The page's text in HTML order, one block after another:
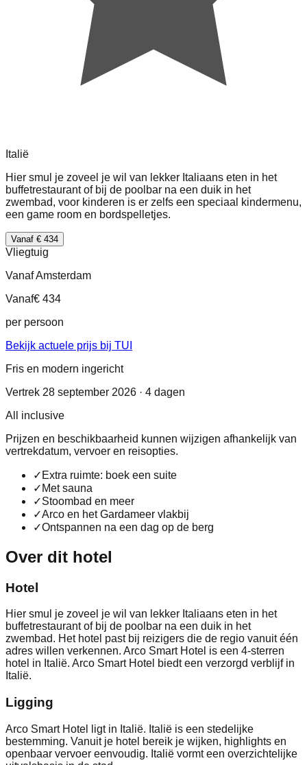
Italië
Hier smul je zoveel je wil van lekker Italiaans eten in het
buffetrestaurant of bij de poolbar na een duik in het
zwembad, voor kinderen is er zelfs een speciaal kindermenu,
een game room en bordspelletjes.
Vanaf € 434
Vliegtuig
Vanaf Amsterdam
Vanaf€ 434
per persoon
Bekijk actuele prijs bij TUI
Fris en modern ingericht
Vertrek 28 september 2026 · 4 dagen
All inclusive
Prijzen en beschikbaarheid kunnen wijzigen afhankelijk van
vertrekdatum, vervoer en reisopties.
✓ Extra ruimte: boek een suite
✓ Met sauna
✓Stoombad en meer
✓Arco en het Gardameer vlakbij
✓Ontspannen na een dag op de berg
Over dit hotel
Hotel
Hier smul je zoveel je wil van lekker Italiaans eten in het
buffetrestaurant of bij de poolbar na een duik in het
zwembad. Het hotel past bij reizigers die de regio vanuit één
adres willen verkennen. Arco Smart Hotel is een 4-sterren
hotel in Italië. Arco Smart Hotel biedt een verzorgd verblijf in
Italië.
Ligging
Arco Smart Hotel ligt in Italië. Italië is een stedelijke
bestemming. Vanuit je hotel bereik je wijken, highlights en
openbaar vervoer eenvoudig. Italië vormt een overzichtelijke